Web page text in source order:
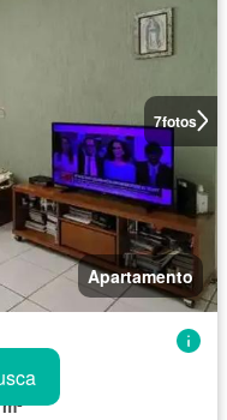
7fotos
Apartamento